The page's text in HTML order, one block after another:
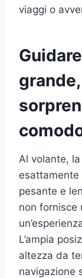
viaggi o
Al volante,
pesante e
non fornisce
L’ampia
altezza da
navigazione